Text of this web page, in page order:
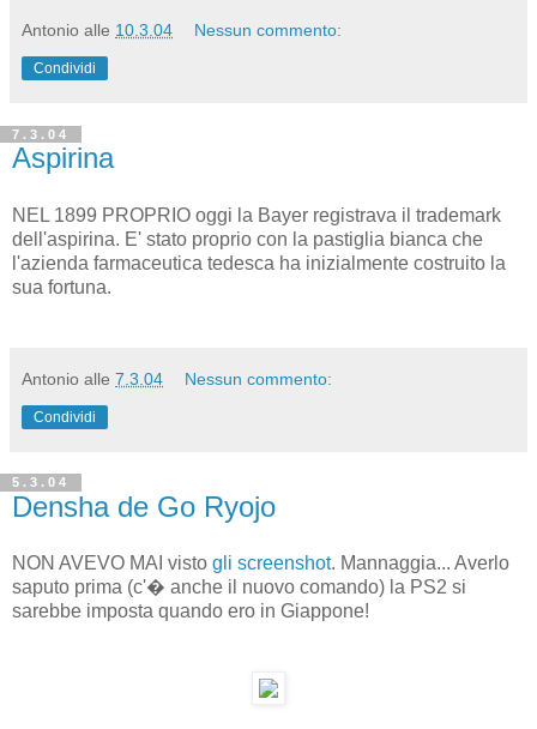
Antonio alle 10.3.04 Nessun commento:
Condividi
7.3.04
Aspirina
NEL 1899 PROPRIO oggi la Bayer registrava il trademark
dell'aspirina. E' stato proprio con la pastiglia bianca che
l'azienda farmaceutica tedesca ha inizialmente costruito la
sua fortuna.
Antonio alle 7.3.04 Nessun commento:
Condividi
5.3.04
Densha de Go Ryojo
NON AVEVO MAI visto gli screenshot. Mannaggia... Averlo
saputo prima (c'� anche il nuovo comando) la PS2 si
sarebbe imposta quando ero in Giappone!